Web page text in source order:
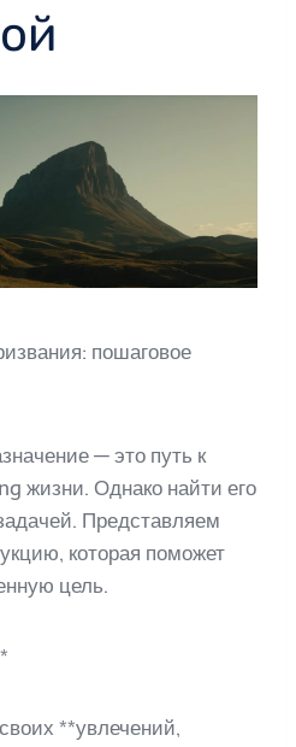
пошаговое
— это путь к
жизни. Однако найти его
Представляем
которая поможет
цель.
**увлечений,